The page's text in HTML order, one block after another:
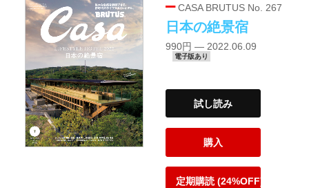
CASA BRUTUS No. 267
日本の絶景宿
990円 — 2022.06.09
電子版あり
試し読み
購入
定期購読 (24%OFF)